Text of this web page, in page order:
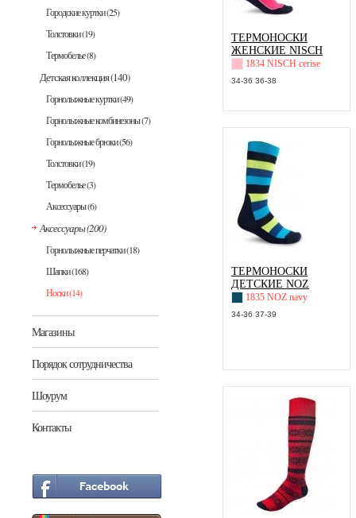
Городские куртки(25)
Толстовки(19)
Термобелье(8)
Детская коллекция(140)
Горнолыжные куртки(49)
Горнолыжные комбинезоны(7)
Горнолыжные брюки(56)
Толстовки(19)
Термобелье(3)
Аксессуары(6)
Аксессуары(200)
Горнолыжные перчатки(18)
Шапки(168)
Носки(14)
Магазины
Порядок сотрудничества
Шоурум
Контакты
ТЕРМОНОСКИ
ЖЕНСКИЕ NISCH
1834 NISCH cerise
34-36 36-38
ТЕРМОНОСКИ
ДЕТСКИЕ NOZ
1835 NOZ navy
34-36 37-39